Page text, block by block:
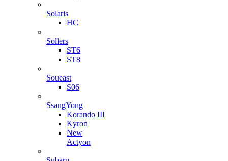
Solaris
HC
Sollers
ST6
ST8
Soueast
S06
SsangYong
Korando III
Kyron
New
Actyon